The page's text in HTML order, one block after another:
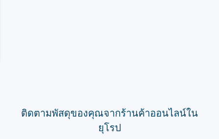
ติดตามพัสดุของคุณจากร้านค้าออนไลน์ใน
ยุโรป